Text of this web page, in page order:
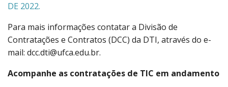
DE 2022.
Para mais informações contatar a Divisão de
Contratações e Contratos (DCC) da DTI, através do e-
mail: dcc.dti@ufca.edu.br.
Acompanhe as contratações de TIC em andamento